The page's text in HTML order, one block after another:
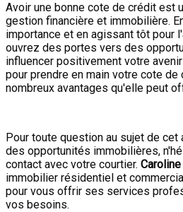
Avoir une bonne cote de crédit est
gestion financière et immobilière.
importance et en agissant tôt pour
ouvrez des portes vers des
influencer positivement votre
pour prendre en main votre cote
nombreux avantages qu'elle peut
Pour toute question au sujet de cet
des opportunités immobilières,
contact avec votre courtier.
immobilier résidentiel et
pour vous offrir ses services
vos besoins.